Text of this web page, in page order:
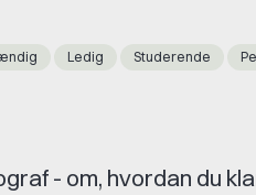
Ledig Studerende
- om, hvordan du